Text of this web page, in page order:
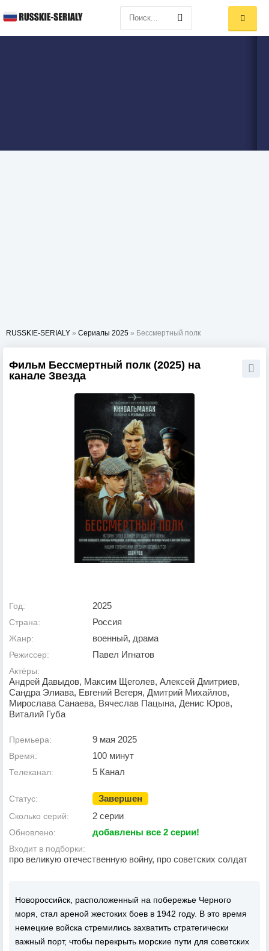
RUSSKIE-SERIALY » Сериалы 2025 » Бессмертный полк
Фильм Бессмертный полк (2025) на
канале Звезда
Год: 2025
Страна: Россия
Жанр: военный, драма
Режиссер: Павел Игнатов
Актёры:
Андрей Давыдов, Максим Щеголев, Алексей Дмитриев,
Сандра Элиава, Евгений Вегеря, Дмитрий Михайлов,
Мирослава Санаева, Вячеслав Пацына, Денис Юров,
Виталий Губа
Премьера: 9 мая 2025
Время: 100 минут
Телеканал: 5 Канал
Статус: Завершен
Сколько серий: 2 серии
Обновлено: добавлены все 2 серии!
Входит в подборки:
про великую отечественную войну, про советских солдат
Новороссийск, расположенный на побережье Черного
моря, стал ареной жестоких боев в 1942 году. В это время
немецкие войска стремились захватить стратегически
важный порт, чтобы перекрыть морские пути для советских